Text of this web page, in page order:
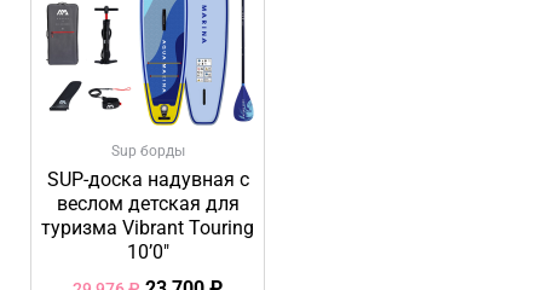
Sup борды
SUP-доска надувная с
веслом детская для
туризма Vibrant Touring
10’0″